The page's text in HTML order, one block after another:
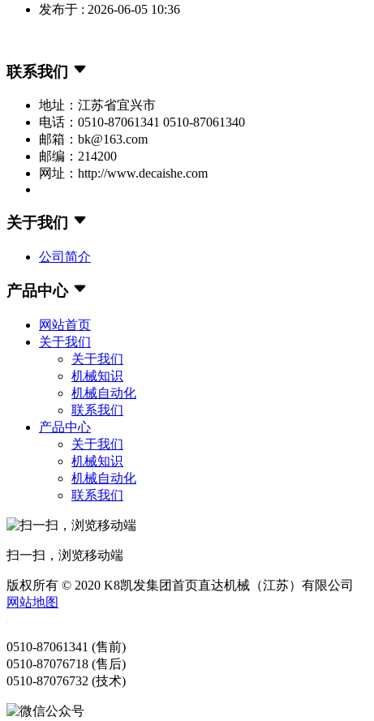
发布于 : 2026-06-05 10:36
联系我们
地址：江苏省宜兴市
电话：0510-87061341 0510-87061340
邮箱：bk@163.com
邮编：214200
网址：http://www.decaishe.com
关于我们
公司简介
产品中心
网站首页
关于我们
关于我们
机械知识
机械自动化
联系我们
产品中心
关于我们
机械知识
机械自动化
联系我们
扫一扫，浏览移动端
版权所有 © 2020 K8凯发集团首页直达机械（江苏）有限公司
网站地图
0510-87061341 (售前)
0510-87076718 (售后)
0510-87076732 (技术)